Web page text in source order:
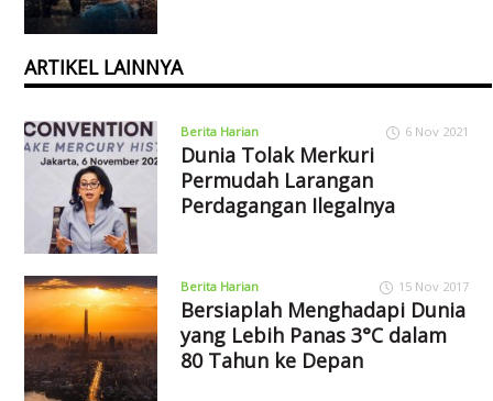
ARTIKEL LAINNYA
Berita Harian 6 Nov 2021
Dunia Tolak Merkuri
Permudah Larangan
Perdagangan Ilegalnya
Berita Harian 15 Nov 2017
Bersiaplah Menghadapi Dunia
yang Lebih Panas 3°C dalam
80 Tahun ke Depan